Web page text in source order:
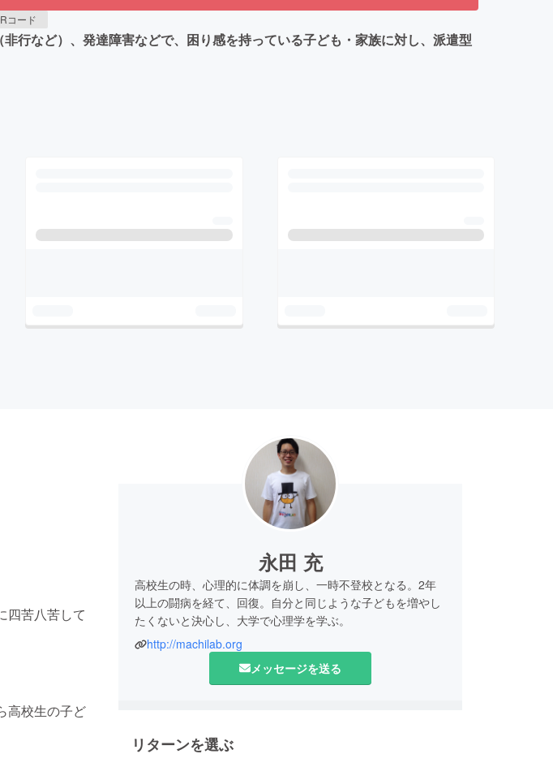
コード
行など）、発達障害などで、困り感を持っている子ども・家族に対し、派遣型
四苦八苦して
高校生の子ど
永田 充
高校生の時、心理的に体調を崩し、一時不登校となる。2年
以上の闘病を経て、回復。自分と同じような子どもを増やし
たくないと決心し、大学で心理学を学ぶ。
在学中にフリースクールやフリースペースを始めとし、小中
学校内での学習支援や高校生のキャリア教育などでのボラン
2012年から福岡市こども総合相談センターの一時保護係夜間
http://machilab.org
メッセージを送る
リターンを選ぶ